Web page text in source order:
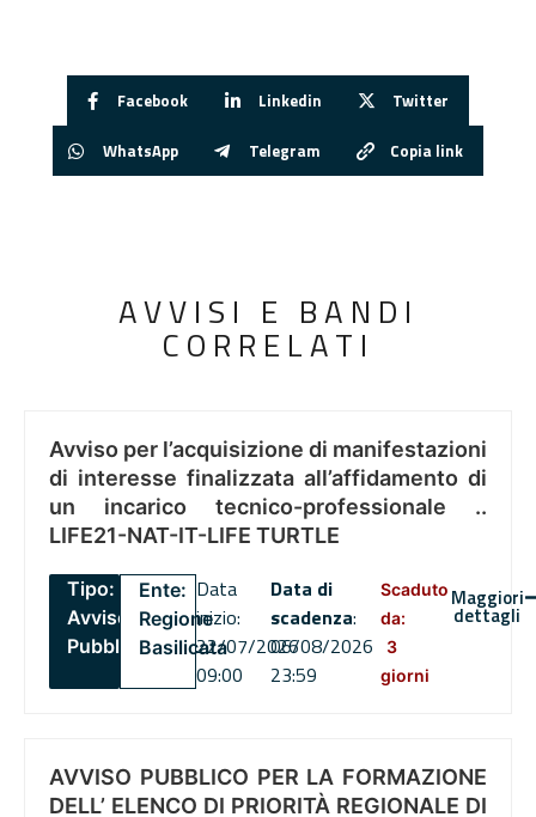
Facebook Linkedin Twitter
WhatsApp Telegram Copia link
AVVISI E BANDI
CORRELATI
Avviso per l’acquisizione di manifestazioni
di interesse finalizzata all’affidamento di
un incarico tecnico-professionale ..
LIFE21-NAT-IT-LIFE TURTLE
Tipo:
Avviso
Pubblico
Ente:
Regione
Basilicata
Data
inizio:
22/07/2026
09:00
Data di
scadenza:
06/08/2026
23:59
Scaduto
da:
3
giorni
Maggiori
dettagli
AVVISO PUBBLICO PER LA FORMAZIONE
DELL’ ELENCO DI PRIORITÀ REGIONALE DI